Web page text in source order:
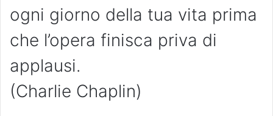
ogni giorno della tua vita prima
che l’opera finisca priva di
applausi.
(Charlie Chaplin)